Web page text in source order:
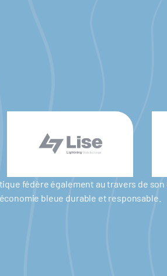
fédère également au travers de
bleue durable et responsable.